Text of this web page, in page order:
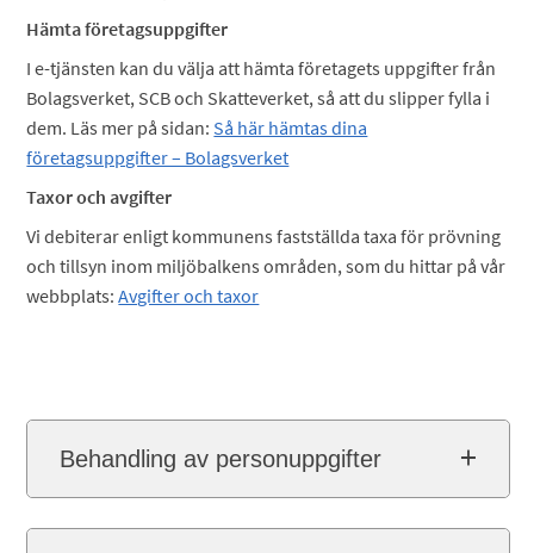
Hämta företagsuppgifter
I e-tjänsten kan du välja att hämta företagets uppgifter från
Bolagsverket, SCB och Skatteverket, så att du slipper fylla i
dem. Läs mer på sidan: Så här hämtas dina
företagsuppgifter – Bolagsverket
Taxor och avgifter
Vi debiterar enligt kommunens fastställda taxa för prövning
och tillsyn inom miljöbalkens områden, som du hittar på vår
webbplats:Avgifter och taxor
Behandling av personuppgifter